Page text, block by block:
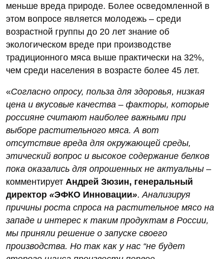
меньше вреда природе. Более осведомленной в
этом вопросе является молодежь – среди
возрастной группы до 20 лет знание об
экологическом вреде при производстве
традиционного мяса выше практически на 32%,
чем среди населения в возрасте более 45 лет.
«Согласно опросу, польза для здоровья, низкая
цена и вкусовые качества – факторы, которые
россияне считают наиболее важными при
выборе растительного мяса. А вот
отсутствие вреда для окружающей среды,
этический вопрос и высокое содержание белков
пока оказались для опрошенных не актуальны –
комментирует Андрей Зюзин, генеральный
директор «ЭФКО Инновации». Анализируя
причины роста спроса на растительное мясо на
западе и интерес к таким продуктам в России,
мы приняли решение о запуске своего
производства. Но так как у нас “не будет